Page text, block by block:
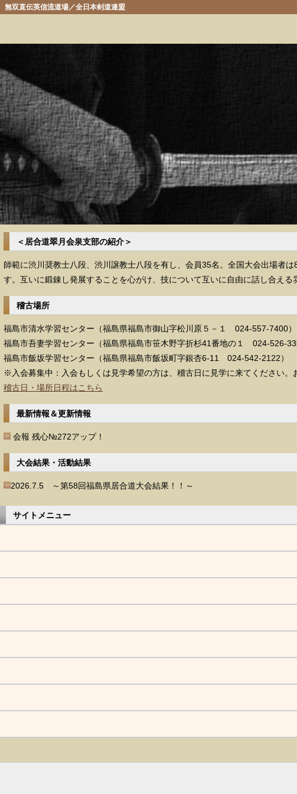
無双直伝英信流道場／全日本剣道連盟
＜居合道翠月会泉支部の紹介＞
師範に渋川奨教士八段、渋川譲教士八段を有し、会員35名。全国大会出場者
す。互いに鍛錬し発展することを心がけ、技について互いに自由に話し合え
稽古場所
福島市清水学習センター（福島県福島市御山字松川原５－１ 024-557-7400）
福島市吾妻学習センター（福島県福島市笹木野字折杉41番地の１ 024-526-
福島市飯坂学習センター（福島県福島市飯坂町字銀杏6-11 024-542-2122）
※入会募集中：入会もしくは見学希望の方は、稽古日に見学に来てください。
稽古日・場所日程はこちら
最新情報＆更新情報
会報 残心№272アップ！
大会結果・活動結果
2026.7.5 ～第58回福島県居合道大会結果！！～
サイトメニュー